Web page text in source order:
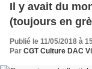
Il y avait du
(toujours en
Publié le 11/05/2018 à
Par CGT Culture DAC